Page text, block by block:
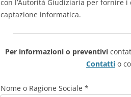
con l’Autorità Giudiziaria per fornire
captazione informatica.
Per informazioni o preventivi
Contattio
Nome o Ragione Sociale *